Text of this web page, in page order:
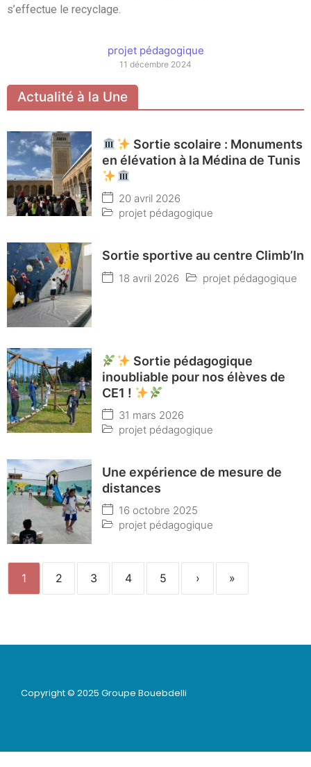
s’effectue le recyclage.
projet pédagogique
11 décembre 2024
Actualité à la Une
Sortie scolaire : Monuments
en élévation à la Médina de Tunis
20 avril 2026
projet pédagogique
Sortie sportive au centre Climb’In
18 avril 2026 projet pédagogique
Sortie pédagogique
inoubliable pour nos élèves de
CE1 !
31 mars 2026
projet pédagogique
Une expérience de mesure de
distances
16 octobre 2025
projet pédagogique
1 2 3 4 5 › »
Copyright © 2025 Groupe Bouebdelli